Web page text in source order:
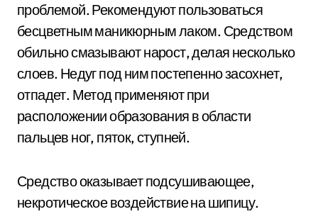
проблемой. Рекомендуют пользоваться
бесцветным маникюрным лаком. Средством
обильно смазывают нарост, делая несколько
слоев. Недуг под ним постепенно засохнет,
отпадет. Метод применяют при
расположении образования в области
пальцев ног, пяток, ступней.
Средство оказывает подсушивающее,
некротическое воздействие на шипицу.